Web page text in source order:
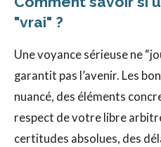
"vrai" ?
Une voyance sérieuse ne
garantit pas l’avenir. Les
nuancé, des éléments
respect de votre libre
certitudes absolues, des